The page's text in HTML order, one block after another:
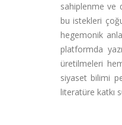
sahiplenme ve
bu istekleri
hegemonik
platformda
üretilmeleri
siyaset bilimi
literatüre katkı